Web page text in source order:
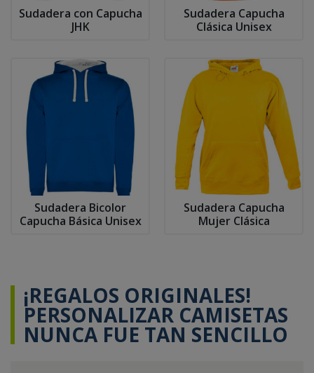
Sudadera con Capucha
JHK
Sudadera Capucha
Clásica Unisex
Sudadera Bicolor
Capucha Básica Unisex
Sudadera Capucha
Mujer Clásica
¡REGALOS ORIGINALES!
PERSONALIZAR CAMISETAS
NUNCA FUE TAN SENCILLO